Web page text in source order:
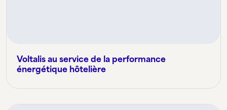
Voltalis au service de la performance
énergétique hôtelière